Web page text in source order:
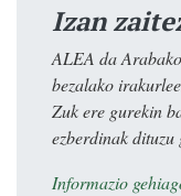
Izan
ALEA da
bezalako
Zuk ere gurekin
ezberdinak
Informazio